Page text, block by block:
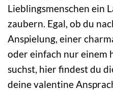
Lieblingsmenschen ein
zaubern. Egal, ob du
Anspielung, einer
oder einfach nur einem
suchst, hier findest du
deine valentine